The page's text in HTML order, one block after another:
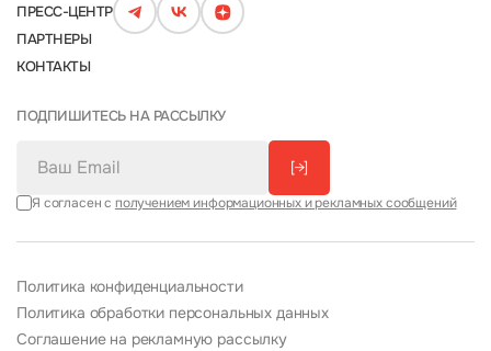
ПРЕСС-ЦЕНТР
ПАРТНЕРЫ
КОНТАКТЫ
ПОДПИШИТЕСЬ НА РАССЫЛКУ
[→]
Я согласен с получением информационных и рекламных сообщений
Политика конфиденциальности
Политика обработки персональных данных
Соглашение на рекламную рассылку